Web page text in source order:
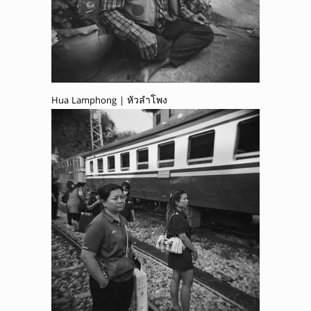
Hua Lamphong | หัวลำโพง